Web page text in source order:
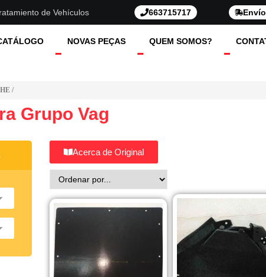
de Vehículos 663715717
NOVAS PEÇAS QUEM SOMOS?
/
Grupo Vag
Acerca de Original